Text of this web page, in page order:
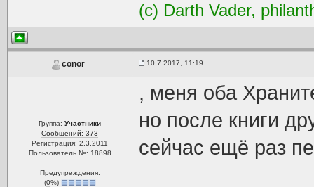
(c) Darth Vader,
conor 10.7.2017, 11:19
Группа:Участники
Сообщений: 373
Регистрация: 2.3.2011
Пользователь №: 18898
Предупреждения:
(0%)
, меня оба
но после книги
сейчас ещё раз